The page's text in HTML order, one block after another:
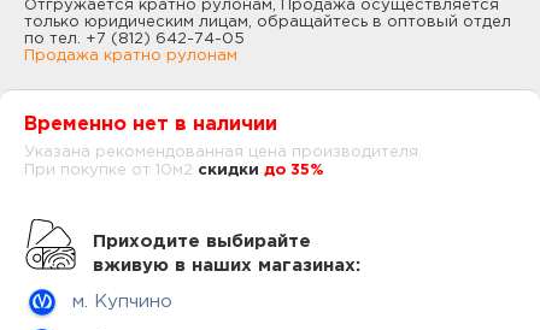
Отгружается кратно рулонам, Продажа осуществляется
только юридическим лицам, обращайтесь в оптовый отдел
по тел. +7 (812) 642-74-05
Продажа кратно рулонам
Временно нет в наличии
Указана рекомендованная цена производителя.
При покупке от 10м2 cкидки до 35%
Приходите выбирайте
вживую в наших магазинах:
м. Купчино